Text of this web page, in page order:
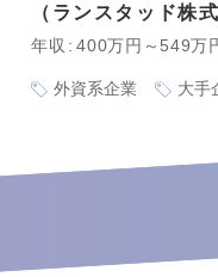
ランスタッド株
年収 400万円～549万
外資系企業 大手